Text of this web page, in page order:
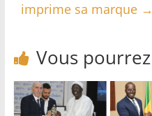
imprime sa marque →
Vous